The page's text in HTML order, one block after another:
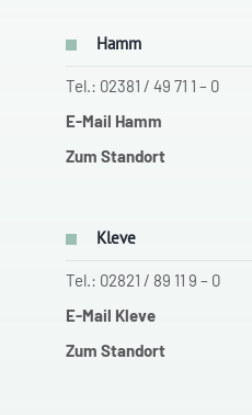
Hamm
Tel.: 02381 / 49 71 1 – 0
E-Mail Hamm
Zum Standort
Kleve
Tel.: 02821 / 89 11 9 – 0
E-Mail Kleve
Zum Standort